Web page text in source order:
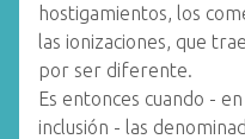
hostigamientos, los
las ionizaciones, que
por ser diferente.
Es entonces cuando -
inclusión - las